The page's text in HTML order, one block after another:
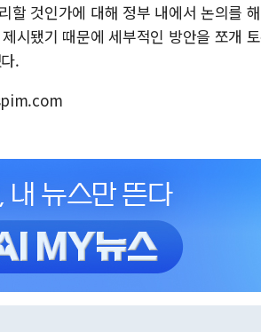
할 것인가에 대해 정부 내에서 논의를
시됐기 때문에 세부적인 방안을 쪼개
.